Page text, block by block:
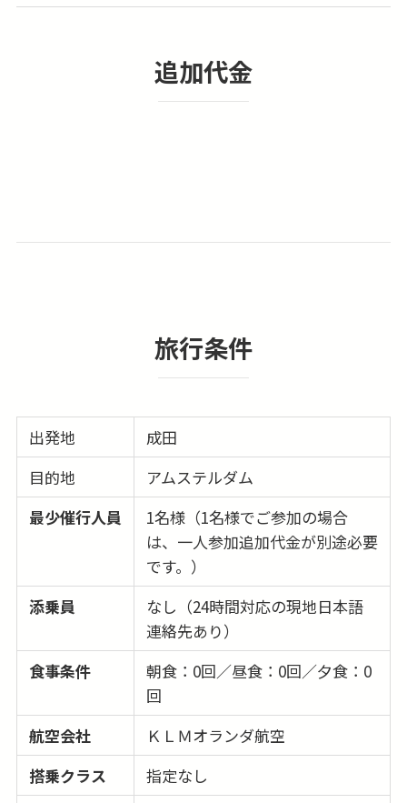
追加代金
旅行条件
出発地
成田
目的地
アムステルダム
最少催行人員
1名様（1名様でご参加の場合
は、一人参加追加代金が別途必要
です。）
添乗員
なし（24時間対応の現地日本語
連絡先あり）
食事条件
朝食：0回／昼食：0回／夕食：0
回
航空会社
ＫＬＭオランダ航空
搭乗クラス
指定なし